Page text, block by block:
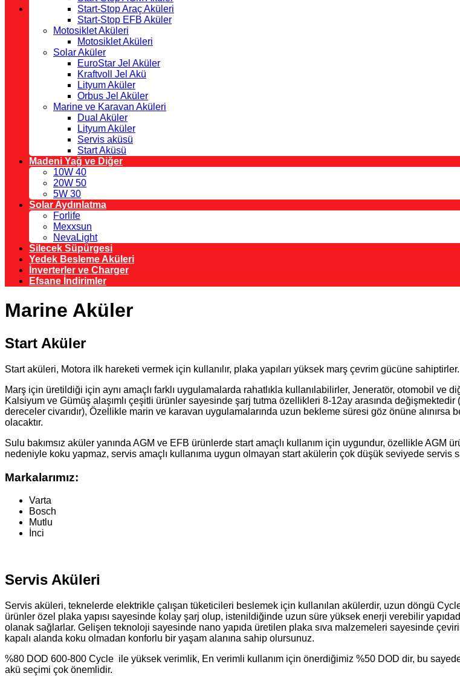
Start-Stop Araç Aküleri
Start-Stop EFB Aküler
Motosiklet Aküleri
Motosiklet Aküleri
Solar Aküler
EuroStar Jel Aküler
Kraftvoll Jel Akü
Lityum Aküler
Orbus Jel Aküler
Marine ve Karavan Aküleri
Dual Aküler
Lityum Aküler
Servis aküsü
Start Aküsü
Madeni Yağ ve Diğer
10W 40
20W 50
5W 30
Solar Aydınlatma
Forlife
Mexxsun
NevaLight
Silecek Süpürgesi
Yedek Besleme Aküleri
İnverterler ve Charger
Efsane İndirimler
Marine Aküler
Start Aküler
Start aküleri, Motora ilk hareketi vermek için kullanılır, plaka yapıları yüksek marş çevrim gücüne sahiptirler.
Marş için üretildiği için aynı amaçlı farklı uygulamalarda rahatlıkla kullanılabilirler, Jeneratör, otomobil ve
Kalsiyum ve Gümüş alaşımlı çeşitli ürünler sayesinde şarj tutma özellikleri 8-12ay arasında değişmektedir
dereceler civarıdır), Özellikle marin ve karavan uygulamalarında uzun bekleme süresi göz önüne alınırsa
olacaktır.
Sulu bakımsız aküler yanında AGM ve EFB ürünlerde start amaçlı kullanım için uygundur, özellikle AGM
nedeniyle koku yapmaz, servis amaçlı kullanıma uygun olmayan start akülerin çok düşük seviyede servis
Markalarımız:
Varta
Bosch
Mutlu
İnci
Servis Aküleri
Servis aküleri, teknelerde elektrikle çalışan tüketicileri beslemek için kullanılan akülerdir, uzun döngü
ürünler özel plaka yapısı sayesinde kolay şarj olup, istenildiğinde uzun süre yüksek enerji verebilir
olanak sağlarlar. Gelişen teknoloji sayesinde nano yapıda üretilen plaka sıva malzemeleri sayesinde
kapalı alanda koku olmadan konforlu bir yaşam alanına sahip olursunuz.
%80 DOD 600-800 Cycle ile yüksek verimlik, En verimli kullanım için önerdiğimiz %50 DOD dir, bu
akü seçimi çok önemlidir.